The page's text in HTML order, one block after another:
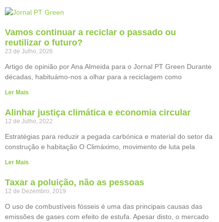
Vamos continuar a reciclar o passado ou
reutilizar o futuro?
23 de Julho, 2026
Artigo de opinião por Ana Almeida para o Jornal PT Green Durante
décadas, habituámo-nos a olhar para a reciclagem como
Ler Mais
Alinhar justiça climática e economia circular
12 de Julho, 2022
Estratégias para reduzir a pegada carbónica e material do setor da
construção e habitação O Climáximo, movimento de luta pela
Ler Mais
Taxar a poluição, não as pessoas
12 de Dezembro, 2019
O uso de combustíveis fósseis é uma das principais causas das
emissões de gases com efeito de estufa. Apesar disto, o mercado